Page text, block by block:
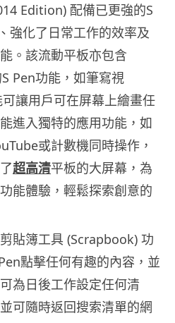
Edition) 配備已更強的S
強化了日常工作的效率及
。 該流動平板亦包含
Pen功能，如筆寫視
讓用戶可在屏幕上繪畫任
進入獨特的應用功能，如
e或計數機同時操作，
超高清平板的大屏幕 ，為
能體驗，輕鬆探索創意的
貼簿工具 (Scrapbook) 功
點擊任何有趣的內容，並
可為日後工作設定任何清
並可隨時返回搜索清單的網